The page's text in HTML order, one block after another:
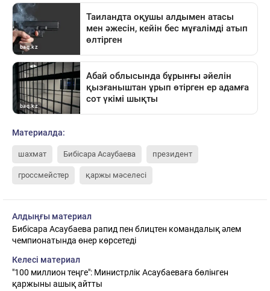
Материалда:
шахмат Бибісара Асаубаева президент
гроссмейстер қаржы мәселесі
Алдыңғы материал
Бибісара Асаубаева рапид пен блицтен командалық әлем
чемпионатында өнер көрсетеді
Келесі материал
"100 миллион теңге": Министрлік Асаубаеваға бөлінген
қаржыны ашық айтты